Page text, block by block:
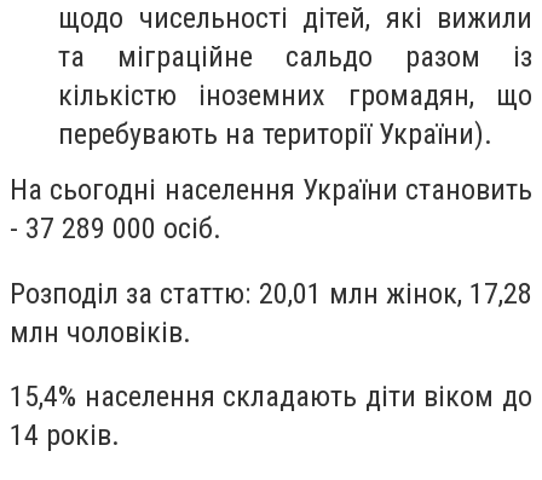
щодо чисельності дітей, які вижили
та міграційне сальдо разом із
кількістю іноземних громадян, що
перебувають на території України).
На сьогодні населення України становить
- 37 289 000 осіб.
Розподіл за статтю: 20,01 млн жінок, 17,28
млн чоловіків.
15,4% населення складають діти віком до
14 років.